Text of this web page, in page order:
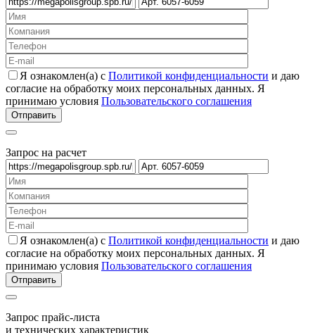
Я ознакомлен(а) с Политикой конфиденциальности и даю
согласие на обработку моих персональных данных. Я
принимаю условия Пользовательского соглашения
Запрос на расчет
Я ознакомлен(а) с Политикой конфиденциальности и даю
согласие на обработку моих персональных данных. Я
принимаю условия Пользовательского соглашения
Запрос прайс-листа
и технических характеристик